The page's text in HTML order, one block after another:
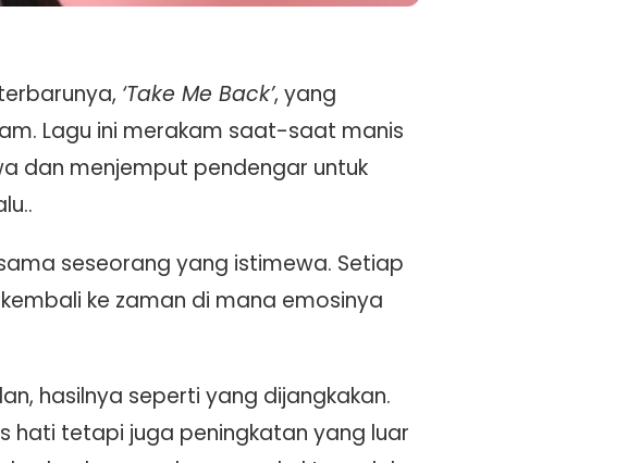
‘Take Me Back’, yang
Lagu ini merakam saat-saat manis
dan menjemput pendengar untuk
seseorang yang istimewa. Setiap
ke zaman di mana emosinya
hasilnya seperti yang dijangkakan.
hati tetapi juga peningkatan yang luar